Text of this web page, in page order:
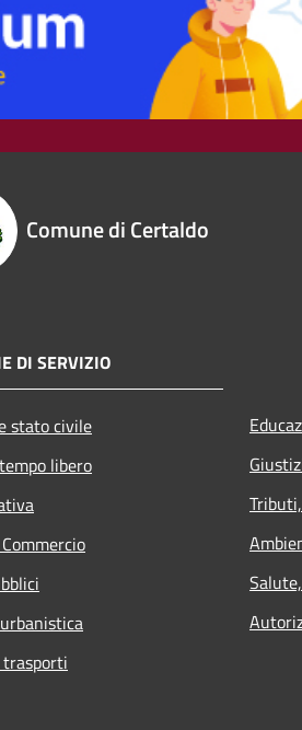
Comune di Certaldo
DI SERVIZIO
stato civile
libero